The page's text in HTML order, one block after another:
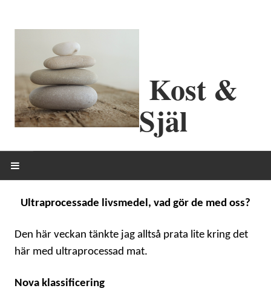
Kost &
Själ
ERBJUDANDEN
KONTAKT
Ultraprocessade livsmedel, vad gör de med oss?
Den här veckan tänkte jag alltså prata lite kring det
här med ultraprocessad mat.
Nova klassificering